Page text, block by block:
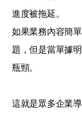
進度被拖延。
如果業務內容簡
題，但是當單據
瓶頸。
這就是眾多企業